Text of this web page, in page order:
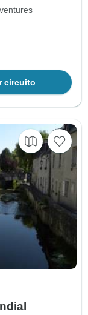
circuito